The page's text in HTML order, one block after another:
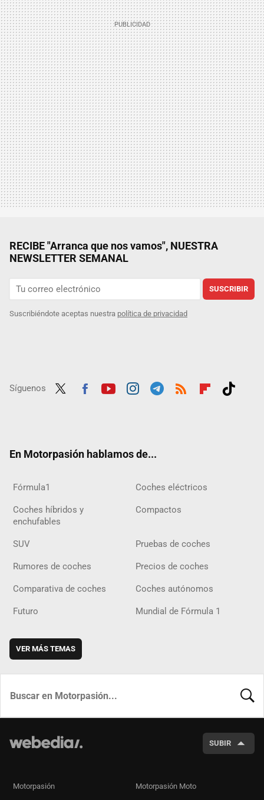
RECIBE "Arranca que nos vamos", NUESTRA
NEWSLETTER SEMANAL
SUSCRIBIR
Suscribiéndote aceptas nuestra política de privacidad
Síguenos
En Motorpasión hablamos de...
Fórmula1 Coches eléctricos
Coches híbridos y
enchufables
Compactos
SUV Pruebas de coches
Rumores de coches Precios de coches
Comparativa de coches Coches autónomos
Futuro Mundial de Fórmula 1
VER MÁS TEMAS
SUBIR
Motorpasión Motorpasión Moto